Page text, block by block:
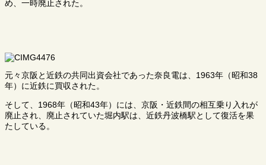
め、一時廃止された。
元々京阪と近鉄の共同出資会社であった奈良電は、1963年（昭和38
年）に近鉄に買収された。
そして、1968年（昭和43年）には、京阪・近鉄間の相互乗り入れが
廃止され、廃止されていた堀内駅は、近鉄丹波橋駅として復活を果
たしている。